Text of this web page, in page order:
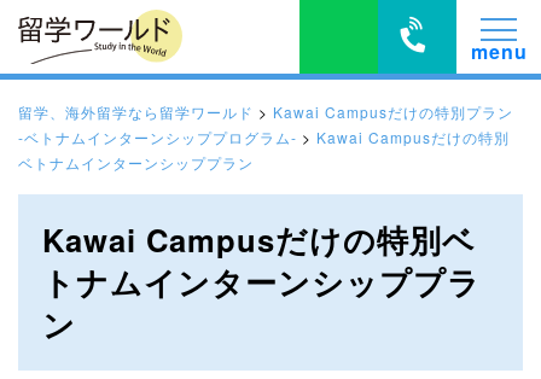
留学、海外留学なら留学ワールド > Kawai Campusだけの特別プラン
-ベトナムインターンシッププログラム- > Kawai Campusだけの特別
ベトナムインターンシッププラン
Kawai Campusだけの特別ベ
トナムインターンシッププラ
ン